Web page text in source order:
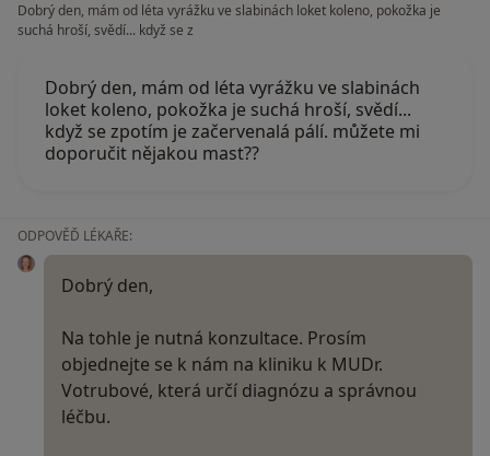
Dobrý den, mám od léta vyrážku ve slabinách loket koleno, pokožka je
suchá hroší, svědí... když se z
Dobrý den, mám od léta vyrážku ve slabinách
loket koleno, pokožka je suchá hroší, svědí...
když se zpotím je začervenalá pálí. můžete mi
doporučit nějakou mast??
ODPOVĚĎ LÉKAŘE:
Dobrý den,
Na tohle je nutná konzultace. Prosím
objednejte se k nám na kliniku k MUDr.
Votrubové, která určí diagnózu a správnou
léčbu.